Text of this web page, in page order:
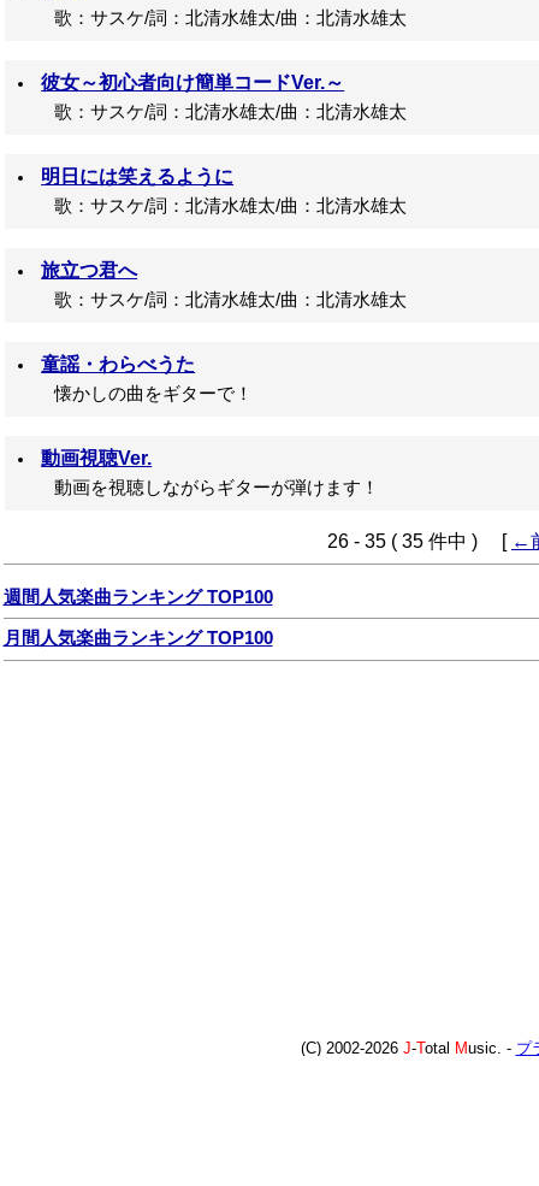
歌：サスケ/詞：北清水雄太/曲：北清水雄太
彼女～初心者向け簡単コードVer.～
歌：サスケ/詞：北清水雄太/曲：北清水雄太
明日には笑えるように
歌：サスケ/詞：北清水雄太/曲：北清水雄太
旅立つ君へ
歌：サスケ/詞：北清水雄太/曲：北清水雄太
童謡・わらべうた
懐かしの曲をギターで！
動画視聴Ver.
動画を視聴しながらギターが弾けます！
26 - 35 ( 35 件中 ) [ ←
週間人気楽曲ランキング TOP100
月間人気楽曲ランキング TOP100